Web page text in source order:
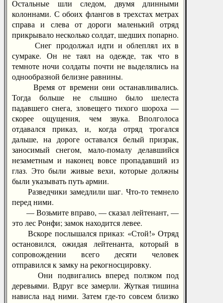
Остальные шли следом, двумя длинными
колоннами. С обоих флангов в трехстах метрах
справа и слева от дороги маленький отряд
прикрывало несколько солдат, шедших попарно.
Снег продолжал идти и облеплял их в
сумраке. Он не таял на одежде, так что в
темноте ночи солдаты почти не выделялись на
однообразной белизне равнины.
Время от времени они останавливались.
Тогда больше не слышно было шелеста
падавшего снега, зловещего тихого шороха —
скорее ощущения, чем звука. Вполголоса
отдавался приказ, и, когда отряд трогался
дальше, на дороге оставался белый призрак,
заносимый снегом, мало-помалу делавшийся
незаметным и наконец вовсе пропадавший из
глаз. Это были живые вехи, которые должны
были указывать путь армии.
Разведчики замедлили шаг. Что-то темнело
перед ними.
— Возьмите вправо, — сказал лейтенант, —
это лес Ронфи; замок находится левее.
Вскоре послышался приказ: «Стой!» Отряд
остановился, ожидая лейтенанта, который в
сопровождении всего десяти человек
отправился к замку на рекогносцировку.
Они подвигались вперед ползком под
деревьями. Вдруг все замерли. Жуткая тишина
нависла над ними. Затем где-то совсем близко